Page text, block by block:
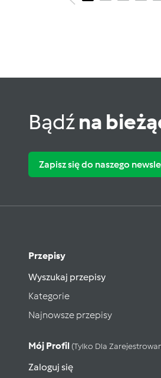
Bądźna
Zapisz się do naszego
Przepisy
Wyszukaj przepisy
Kategorie
Najnowsze przepisy
Mój Profil (tylko Dla
Zaloguj się